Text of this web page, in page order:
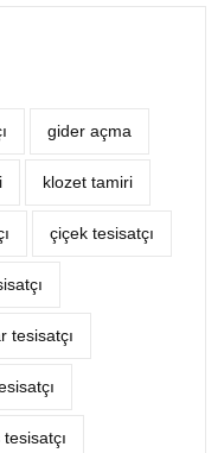
‎gider açma
klozet tamiri
çiçek tesisatçı
tesisatçı